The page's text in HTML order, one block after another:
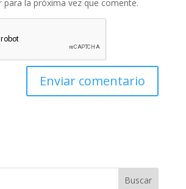
para la próxima vez que comente.
Buscar